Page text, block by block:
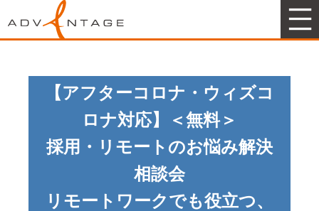
アドヴァンテージマーケティング
【アフターコロナ・ウィズコ
ロナ対応】＜無料＞
採用・リモートのお悩み解決
相談会
リモートワークでも役立つ、